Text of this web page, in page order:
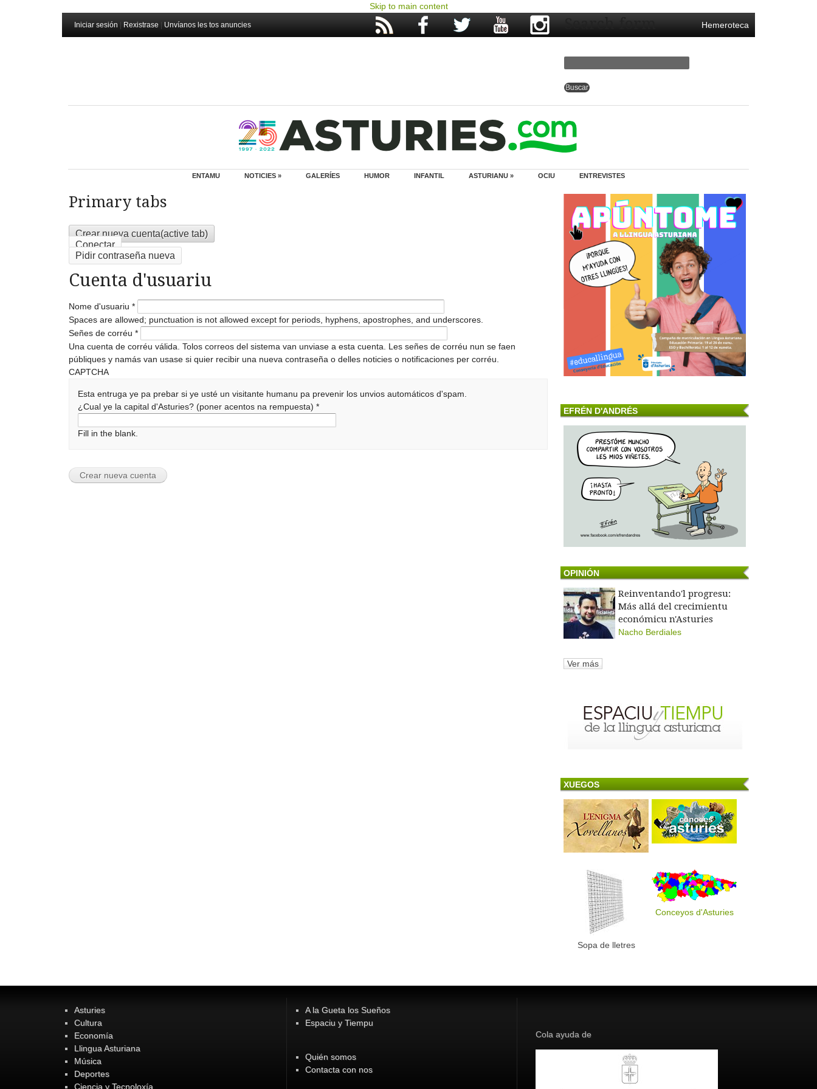
Skip to main content
Iniciar sesión Rexistrase Unvíanos les tos anuncies Hemeroteca
Search form
ENTAMU NOTICIES » GALERÍES HUMOR INFANTIL ASTURIANU » OCIU ENTREVISTES
Primary tabs
Crear nueva cuenta(active tab)
Conectar
Pidir contraseña nueva
Cuenta d'usuariu
Nome d'usuariu *
Spaces are allowed; punctuation is not allowed except for periods, hyphens, apostrophes, and underscores.
Señes de corréu *
Una cuenta de corréu válida. Tolos correos del sistema van unviase a esta cuenta. Les señes de corréu nun se faen
públiques y namás van usase si quier recibir una nueva contraseña o delles noticies o notificaciones per corréu.
CAPTCHA
Esta entruga ye pa prebar si ye usté un visitante humanu pa prevenir los unvios automáticos d'spam.
¿Cual ye la capital d'Asturies? (poner acentos na rempuesta)*
Fill in the blank.
EFRÉN D'ANDRÉS
OPINIÓN
Reinventando'l progresu:
Más allá del crecimientu
económicu n'Asturies
Nacho Berdiales
Ver más
XUEGOS
Sopa de lletres
Conceyos d'Asturies
Asturies
Cultura
Economía
Llingua Asturiana
Música
Deportes
Ciencia y Tecnoloxía
A la Gueta los Sueños
Espaciu y Tiempu
Quién somos
Contacta con nos
Cola ayuda de